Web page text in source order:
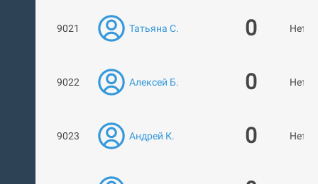
9021 Татьяна С. 0 Нет
9022 Алексей Б. 0 Нет
9023 Андрей К. 0 Нет